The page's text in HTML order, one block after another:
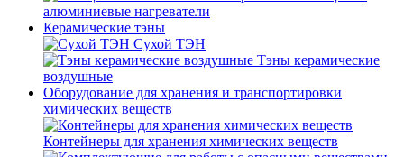
алюминиевые нагреватели
Керамические тэны
Сухой ТЭН
Тэны керамические
воздушные
Оборудование для хранения и транспортировки
химических веществ
Контейнеры для хранения химических веществ